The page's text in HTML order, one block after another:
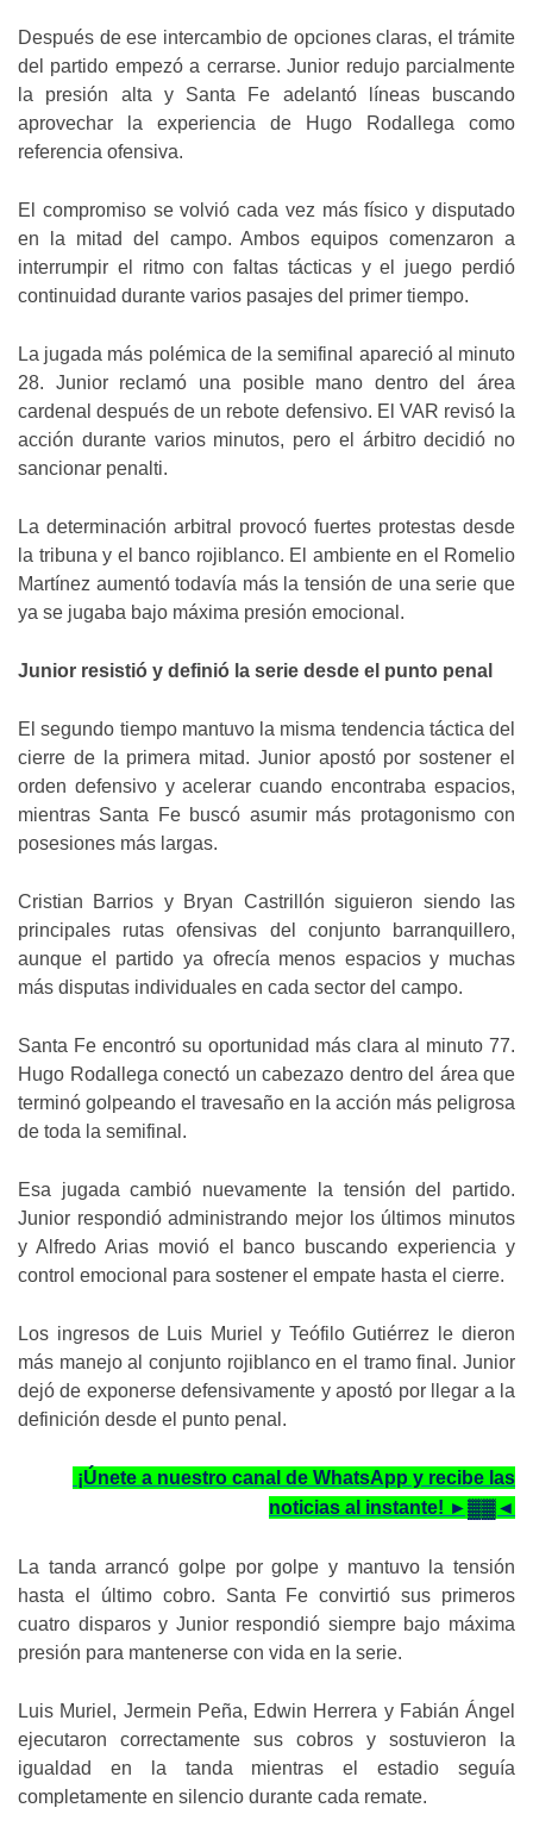
Después de ese intercambio de opciones claras, el trámite
del partido empezó a cerrarse. Junior redujo parcialmente
la presión alta y Santa Fe adelantó líneas buscando
aprovechar la experiencia de Hugo Rodallega como
referencia ofensiva.
El compromiso se volvió cada vez más físico y disputado
en la mitad del campo. Ambos equipos comenzaron a
interrumpir el ritmo con faltas tácticas y el juego perdió
continuidad durante varios pasajes del primer tiempo.
La jugada más polémica de la semifinal apareció al minuto
28. Junior reclamó una posible mano dentro del área
cardenal después de un rebote defensivo. El VAR revisó la
acción durante varios minutos, pero el árbitro decidió no
sancionar penalti.
La determinación arbitral provocó fuertes protestas desde
la tribuna y el banco rojiblanco. El ambiente en el Romelio
Martínez aumentó todavía más la tensión de una serie que
ya se jugaba bajo máxima presión emocional.
Junior resistió y definió la serie desde el punto penal
El segundo tiempo mantuvo la misma tendencia táctica del
cierre de la primera mitad. Junior apostó por sostener el
orden defensivo y acelerar cuando encontraba espacios,
mientras Santa Fe buscó asumir más protagonismo con
posesiones más largas.
Cristian Barrios y Bryan Castrillón siguieron siendo las
principales rutas ofensivas del conjunto barranquillero,
aunque el partido ya ofrecía menos espacios y muchas
más disputas individuales en cada sector del campo.
Santa Fe encontró su oportunidad más clara al minuto 77.
Hugo Rodallega conectó un cabezazo dentro del área que
terminó golpeando el travesaño en la acción más peligrosa
de toda la semifinal.
Esa jugada cambió nuevamente la tensión del partido.
Junior respondió administrando mejor los últimos minutos
y Alfredo Arias movió el banco buscando experiencia y
control emocional para sostener el empate hasta el cierre.
Los ingresos de Luis Muriel y Teófilo Gutiérrez le dieron
más manejo al conjunto rojiblanco en el tramo final. Junior
dejó de exponerse defensivamente y apostó por llegar a la
definición desde el punto penal.
¡Únete a nuestro canal de WhatsApp y recibe las
noticias al instante! ►▓▓◄
La tanda arrancó golpe por golpe y mantuvo la tensión
hasta el último cobro. Santa Fe convirtió sus primeros
cuatro disparos y Junior respondió siempre bajo máxima
presión para mantenerse con vida en la serie.
Luis Muriel, Jermein Peña, Edwin Herrera y Fabián Ángel
ejecutaron correctamente sus cobros y sostuvieron la
igualdad en la tanda mientras el estadio seguía
completamente en silencio durante cada remate.